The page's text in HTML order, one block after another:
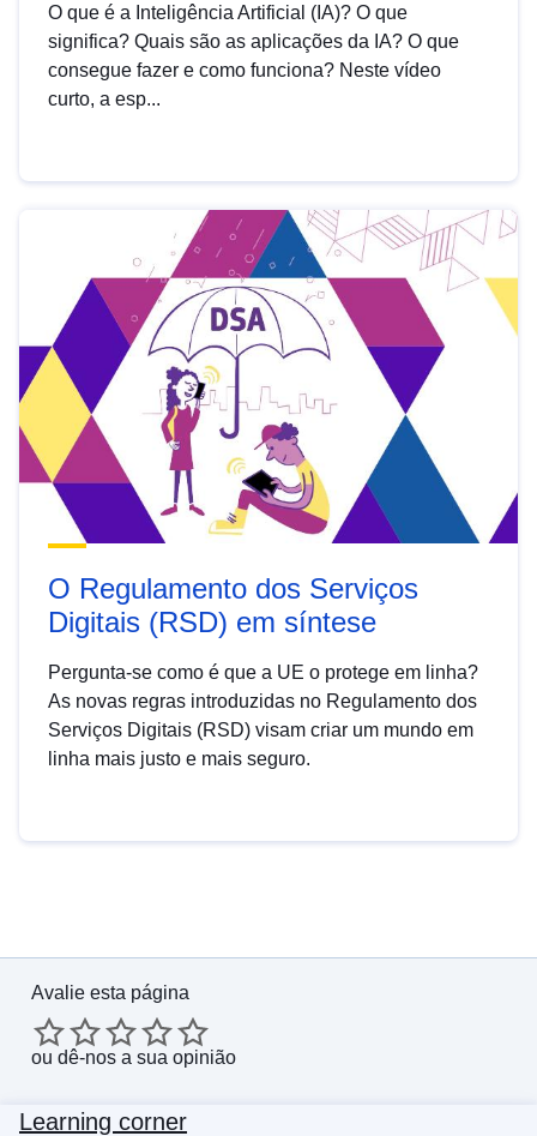
O que é a Inteligência Artificial (IA)? O que
significa? Quais são as aplicações da IA? O que
consegue fazer e como funciona? Neste vídeo
curto, a esp...
O Regulamento dos Serviços
Digitais (RSD) em síntese
Pergunta-se como é que a UE o protege em linha?
As novas regras introduzidas no Regulamento dos
Serviços Digitais (RSD) visam criar um mundo em
linha mais justo e mais seguro.
Avalie esta página
ou dê-nos a sua opinião
Learning corner